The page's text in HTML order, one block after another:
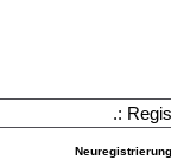
.: